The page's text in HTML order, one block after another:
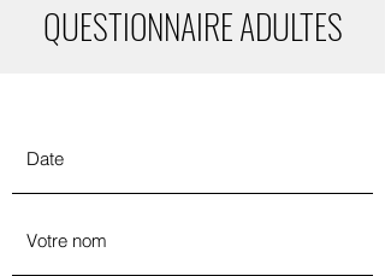
QUESTIONNAIRE ADULTES